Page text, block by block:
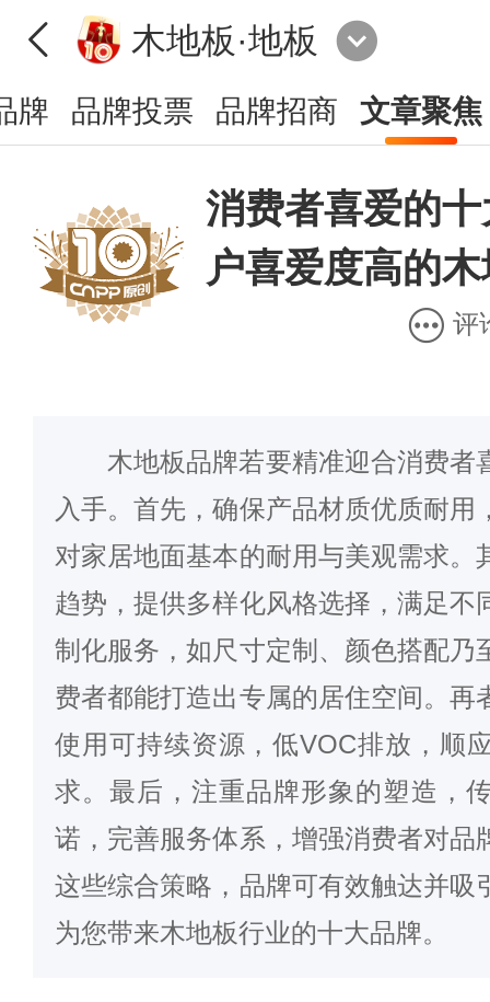
木地板·地板
牌 品牌投票 品牌招商 文章聚焦
消费者喜爱的
户喜爱度高的
评
木地板品牌若要精准迎合消费者
入手。首先，确保产品材质优质耐用
对家居地面基本的耐用与美观需求。
趋势，提供多样化风格选择，满足不
制化服务，如尺寸定制、颜色搭配乃
费者都能打造出专属的居住空间。再
使用可持续资源，低VOC排放，顺
求。最后，注重品牌形象的塑造，
诺，完善服务体系，增强消费者对品
这些综合策略，品牌可有效触达并吸
为您带来木地板行业的十大品牌。